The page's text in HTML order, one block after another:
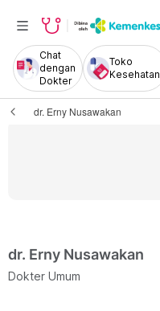
Chat
dengan
Dokter
Toko
Kesehatan
dr. Erny Nusawakan
dr. Erny Nusawakan
Dokter Umum